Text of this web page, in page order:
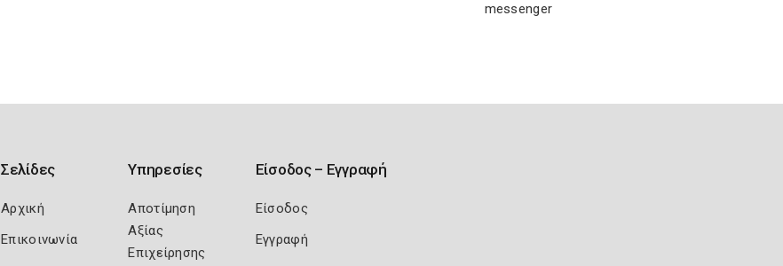
messenger
Σελίδες
Αρχική
Επικοινωνία
Υπηρεσίες
Αποτίμηση
Αξίας
Επιχείρησης
Είσοδος – Εγγραφή
Είσοδος
Εγγραφή